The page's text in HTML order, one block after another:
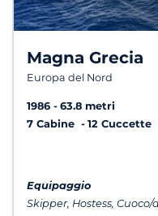
Magna Grecia
Europa del Nord
1986
63.8 metri
7 Cabine
12 Cuccette
Equipaggio
Skipper, Hostess, Cuoco/